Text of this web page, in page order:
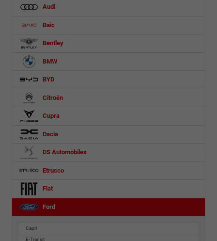
Audi
Baic
Bentley
BMW
BYD
Citroën
Cupra
Dacia
DS Automobiles
Etrusco
Fiat
Ford
Capri
E-Transit